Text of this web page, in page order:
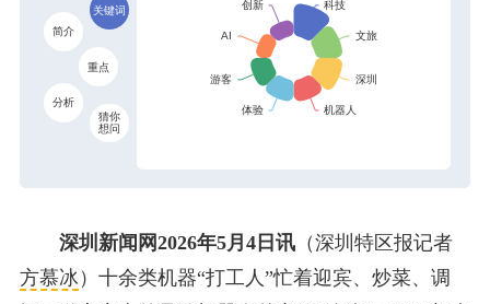
关键词
简介
重点
分析
猜你
想问
深圳新闻网2026年5月4日讯（深圳特区报记者
方慕冰 ）十余类机器“打工人”忙着迎宾、炒菜、调